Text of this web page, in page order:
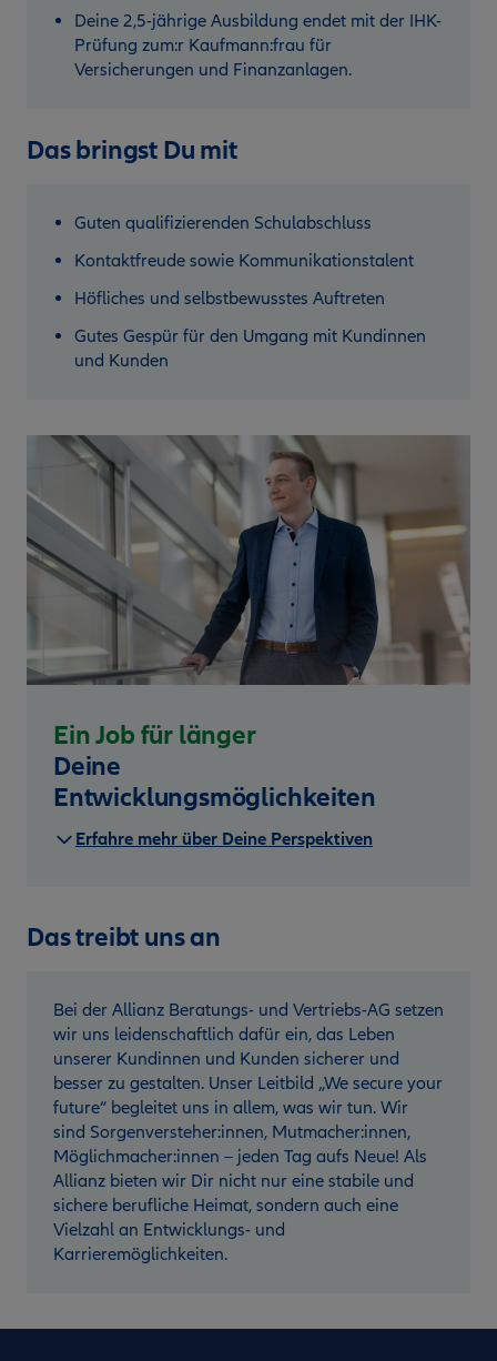
Deine 2,5-jährige Ausbildung endet mit der IHK-
Prüfung zum:r Kaufmann:frau für
Versicherungen und Finanzanlagen.
Das bringst Du mit
Guten qualifizierenden Schulabschluss
Kontaktfreude sowie Kommunikationstalent
Höfliches und selbstbewusstes Auftreten
Gutes Gespür für den Umgang mit Kundinnen
und Kunden
Ein Job für länger
Deine
Entwicklungsmöglichkeiten
Erfahre mehr über Deine Perspektiven
Das treibt uns an
Bei der Allianz Beratungs- und Vertriebs-AG setzen
wir uns leidenschaftlich dafür ein, das Leben
unserer Kundinnen und Kunden sicherer und
besser zu gestalten. Unser Leitbild „We secure your
future“ begleitet uns in allem, was wir tun. Wir
sind Sorgenversteher:innen, Mutmacher:innen,
Möglichmacher:innen – jeden Tag aufs Neue! Als
Allianz bieten wir Dir nicht nur eine stabile und
sichere berufliche Heimat, sondern auch eine
Vielzahl an Entwicklungs- und
Karrieremöglichkeiten.